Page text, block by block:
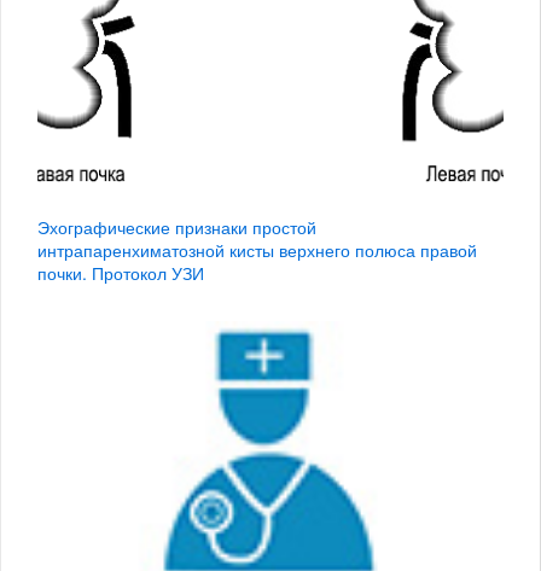
Эхографические признаки простой
интрапаренхиматозной кисты верхнего полюса правой
почки. Протокол УЗИ